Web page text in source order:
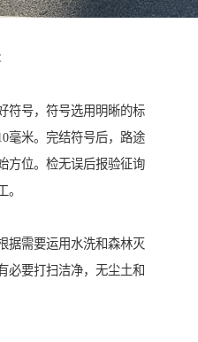
符号，符号选用明晰的标
毫米。完结符号后，路途
方位。检无误后报验征询
。
据需要运用水洗和森林灭
必要打扫洁净，无尘土和